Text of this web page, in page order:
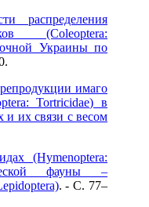
распределения
(Coleoptera:
Украины по
имаго
Tortricidae) в
и их связи с весом
(Hymenoptera:
фауны –
. - C. 77–